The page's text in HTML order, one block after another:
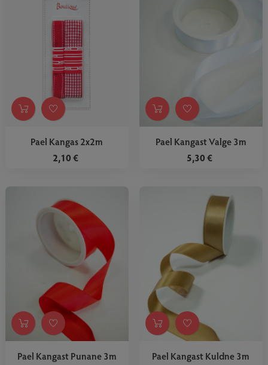
Pael Kangas 2x2m
2,10 €
Pael Kangast Valge 3m
5,30 €
Pael Kangast Punane 3m
Pael Kangast Kuldne 3m